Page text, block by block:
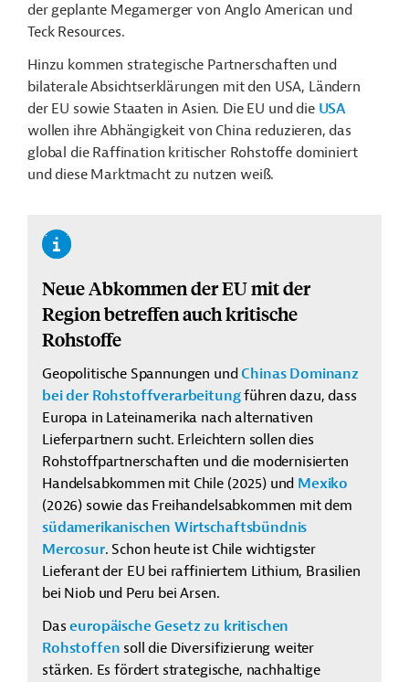
der geplante Megamerger von Anglo American und
Teck Resources.
Hinzu kommen strategische Partnerschaften und
bilaterale Absichtserklärungen mit den USA, Ländern
der EU sowie Staaten in Asien. Die EU und die USA
wollen ihre Abhängigkeit von China reduzieren, das
global die Raffination kritischer Rohstoffe dominiert
und diese Marktmacht zu nutzen weiß.
Neue Abkommen der EU mit der
Region betreffen auch kritische
Rohstoffe
Geopolitische Spannungen undChinas Dominanz
bei der Rohstoffverarbeitungführen dazu, dass
Europa in Lateinamerika nach alternativen
Lieferpartnern sucht. Erleichtern sollen dies
Rohstoffpartnerschaften und die modernisierten
Handelsabkommen mit Chile (2025) und Mexiko
(2026) sowie das Freihandelsabkommen mit dem
südamerikanischen Wirtschaftsbündnis
Mercosur. Schon heute ist Chile wichtigster
Lieferant der EU bei raffiniertem Lithium, Brasilien
bei Niob und Peru bei Arsen.
Daseuropäische Gesetz zu kritischen
Rohstoffen soll die Diversifizierung weiter
stärken. Es fördert strategische, nachhaltige